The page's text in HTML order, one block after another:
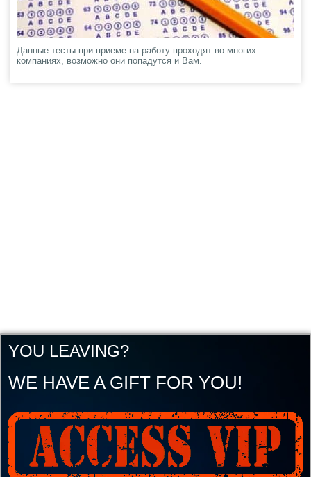
Данные тесты при приеме на работу проходят во многих
компаниях, возможно они попадутся и Вам.
YOU LEAVING?
WE HAVE A GIFT FOR YOU!